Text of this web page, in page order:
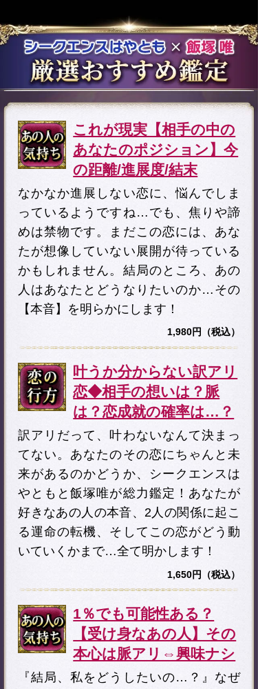
これが現実【相手の中の
あなたのポジション】今
の距離/進展度/結末
なかなか進展しない恋に、悩んでしま
っているようですね…でも、焦りや諦
めは禁物です。まだこの恋には、あな
たが想像していない展開が待っている
かもしれません。結局のところ、あの
人はあなたとどうなりたいのか…その
【本音】を明らかにします！
1,980円（税込）
叶うか分からない訳アリ
恋◆相手の想いは？脈
は？恋成就の確率は…？
訳アリだって、叶わないなんて決まっ
てない。あなたのその恋にちゃんと未
来があるのかどうか、シークエンスは
やともと飯塚唯が総力鑑定！あなたが
好きなあの人の本音、2人の関係に起こ
る運命の転機、そしてこの恋がどう動
いていくかまで…全て明かします！
1,650円（税込）
1％でも可能性ある？
【受け身なあの人】その
本心は脈アリ⇔興味ナシ
『結局、私をどうしたいの…？』なぜ